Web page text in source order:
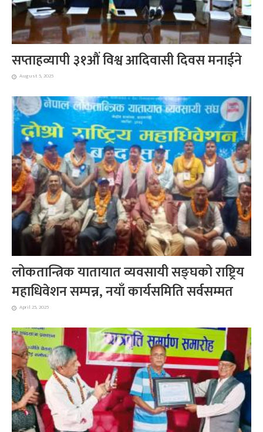
सप्ताहव्यापी ३१औं विश्व आदिवासी दिवस मनाईने
August 5, 2025
लोकतान्त्रिक यातायात व्यवसायी सङ्घको राष्ट्रिय
महाधिवेशन सम्पन्न, नयाँ कार्यसमिति सर्वसम्मत
April 25, 2025